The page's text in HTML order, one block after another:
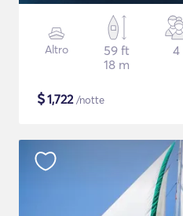
Altro
59 ft
18 m
4
$1,722/notte